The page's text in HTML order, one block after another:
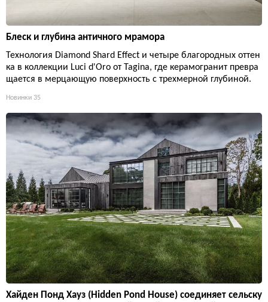
Блеск и глубина античного мрамора
Технология Diamond Shard Effect и четыре благородных оттен
ка в коллекции Luci d'Oro от Tagina, где керамогранит превра
щается в мерцающую поверхность с трехмерной глубиной.
Новинки 35
Хайден Понд Хауз (Hidden Pond House) соединяет сельску